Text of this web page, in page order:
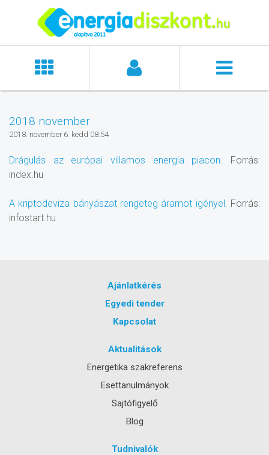
2018 november
2018. november 6. kedd 08:54
Drágulás az európai villamos energia piacon. Forrás:
index.hu
A kriptodeviza bányászat rengeteg áramot igényel. Forrás:
infostart.hu
Ajánlatkérés
Egyedi tender
Kapcsolat
Aktualitások
Energetika szakreferens
Esettanulmányok
Sajtófigyelő
Blog
Tudnivalók